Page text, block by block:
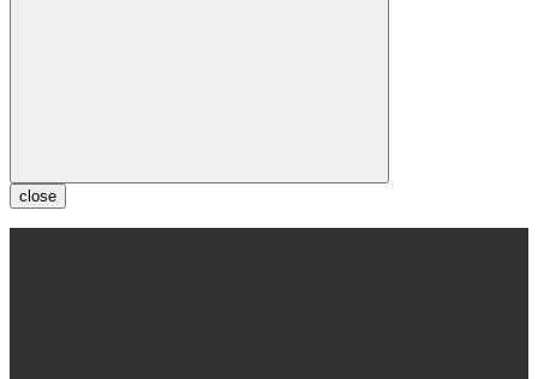
close